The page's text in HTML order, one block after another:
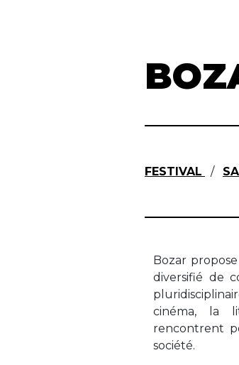
FESTIVAL /
Bozar
diversifié de
cinéma, la
rencontrent
société.